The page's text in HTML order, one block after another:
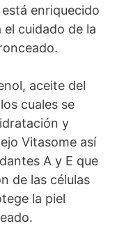
enriquecido
cuidado de la
aceite del
cuales se
y
Vitasome así
A y E que
de las células
la piel